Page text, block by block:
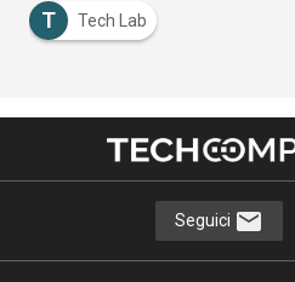
T Tech Lab
Seguici